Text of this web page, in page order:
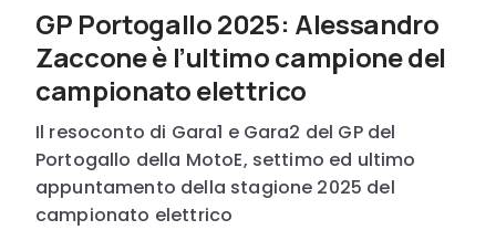
GP Portogallo 2025: Alessandro
Zaccone è l’ultimo campione del
campionato elettrico
Il resoconto di Gara1 e Gara2 del GP del
Portogallo della MotoE, settimo ed ultimo
appuntamento della stagione 2025 del
campionato elettrico